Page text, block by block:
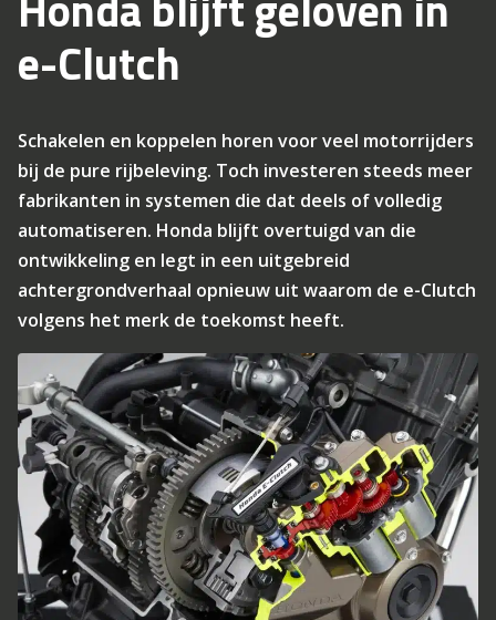
e-Clutch
Schakelen en koppelen horen voor veel motorrijders
bij de pure rijbeleving. Toch investeren steeds meer
fabrikanten in systemen die dat deels of volledig
automatiseren. Honda blijft overtuigd van die
ontwikkeling en legt in een uitgebreid
achtergrondverhaal opnieuw uit waarom de e-Clutch
volgens het merk de toekomst heeft.